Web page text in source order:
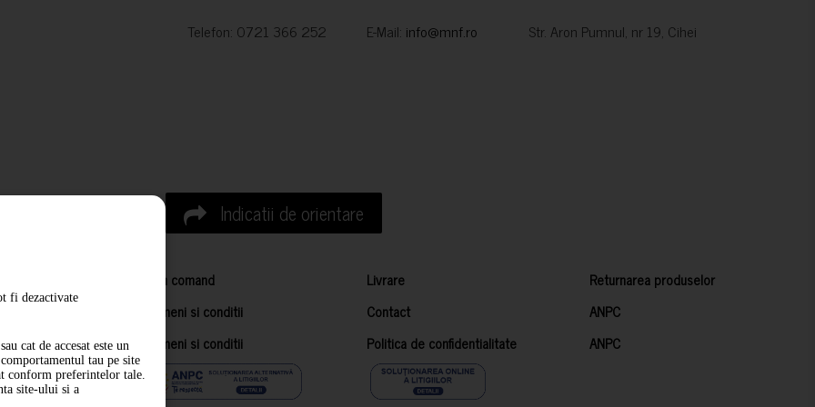
Telefon: 0721 366 252 E-Mail: info@mnf.ro Str. Aron Pumnul, nr 19, Cihei
Indicatii de orientare
Cum comand Livrare
Returnarea produselor
Termeni si conditii
Contact
ANPC
Termeni si conditii
Politica de confidentialitate ANPC
fi dezactivate
cat de accesat este un
tau pe site
conform preferintelor tale.
site-ului si a